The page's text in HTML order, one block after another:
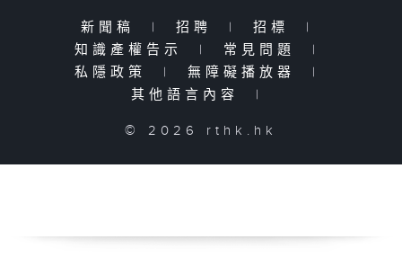
新聞稿 | 招聘 | 招標
|
知識產權告示
| 常見問題
|
私隱政策
| 無障礙播放器
|
其他語言內容
|
© 2026 rthk.hk